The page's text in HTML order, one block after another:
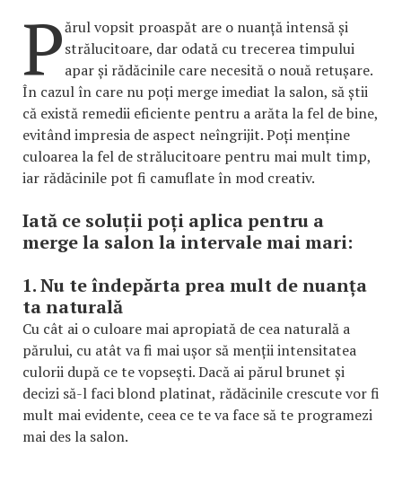
Părul vopsit proaspăt are o nuanță intensă și
strălucitoare, dar odată cu trecerea timpului
apar și rădăcinile care necesită o nouă retușare.
În cazul în care nu poți merge imediat la salon, să știi
că există remedii eficiente pentru a arăta la fel de bine,
evitând impresia de aspect neîngrijit. Poți menține
culoarea la fel de strălucitoare pentru mai mult timp,
iar rădăcinile pot fi camuflate în mod creativ.
Iată ce soluții poți aplica pentru a
merge la salon la intervale mai mari:
1. Nu te îndepărta prea mult de nuanța
ta naturală
Cu cât ai o culoare mai apropiată de cea naturală a
părului, cu atât va fi mai ușor să menții intensitatea
culorii după ce te vopsești. Dacă ai părul brunet și
decizi să-l faci blond platinat, rădăcinile crescute vor fi
mult mai evidente, ceea ce te va face să te programezi
mai des la salon.